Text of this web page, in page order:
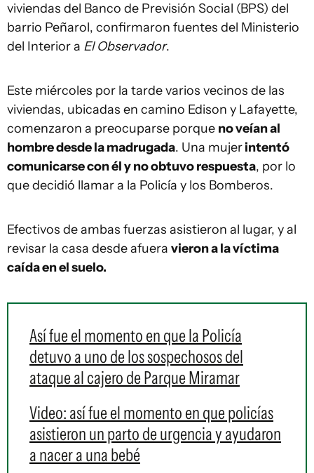
viviendas del Banco de Previsión Social (BPS) del
barrio Peñarol, confirmaron fuentes del Ministerio
del Interior a El Observador.
Este miércoles por la tarde varios vecinos de las
viviendas, ubicadas en camino Edison y Lafayette,
comenzaron a preocuparse porque no veían al
hombre desde la madrugada. Una mujerintentó
comunicarse con él y no obtuvo respuesta, por lo
que decidió llamar a la Policía y los Bomberos.
Efectivos de ambas fuerzas asistieron al lugar, y al
revisar la casa desde afuera vieron a la víctima
caída en el suelo.
Así fue el momento en que la Policía
detuvo a uno de los sospechosos del
ataque al cajero de Parque Miramar
Video: así fue el momento en que policías
asistieron un parto de urgencia y ayudaron
a nacer a una bebé